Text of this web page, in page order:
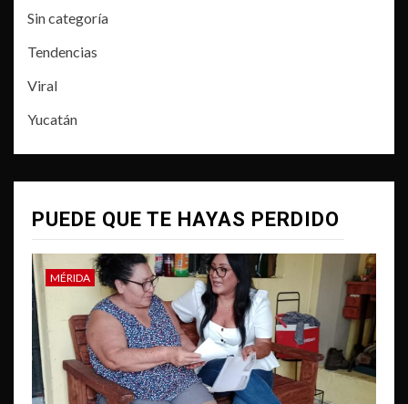
Sin categoría
Tendencias
Viral
Yucatán
PUEDE QUE TE HAYAS PERDIDO
MÉRIDA